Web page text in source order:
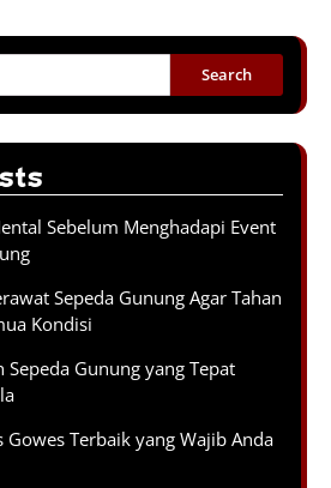
Search
Sebelum Menghadapi Event
Sepeda Gunung Agar Tahan
Kondisi
Sepeda Gunung yang Tepat
Gowes Terbaik yang Wajib Anda